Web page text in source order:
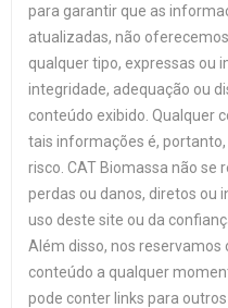
para garantir que as
atualizadas, não
qualquer tipo, expressas ou
integridade, adequação ou
conteúdo exibido. Qualquer
tais informações é,
risco. CAT Biomassa não se
perdas ou danos, diretos ou
uso deste site ou da
Além disso, nos
conteúdo a qualquer
pode conter links para